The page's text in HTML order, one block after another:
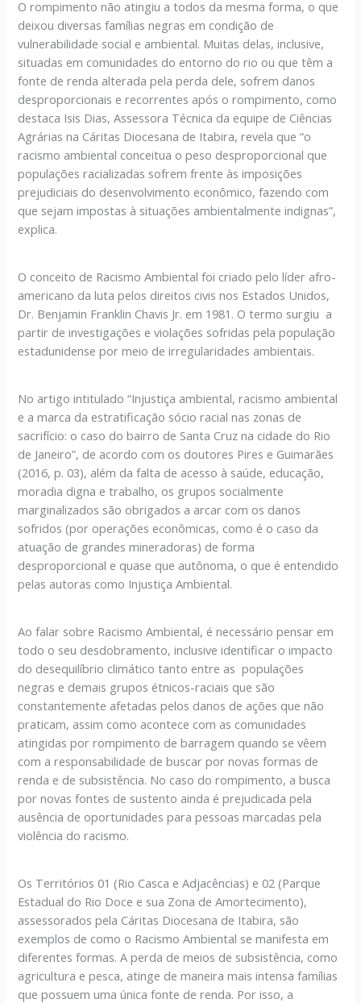
O rompimento não atingiu a todos da mesma forma, o que
deixou diversas famílias negras em condição de
vulnerabilidade social e ambiental. Muitas delas, inclusive,
situadas em comunidades do entorno do rio ou que têm a
fonte de renda alterada pela perda dele, sofrem danos
desproporcionais e recorrentes após o rompimento, como
destaca Isis Dias, Assessora Técnica da equipe de Ciências
Agrárias na Cáritas Diocesana de Itabira, revela que “o
racismo ambiental conceitua o peso desproporcional que
populações racializadas sofrem frente às imposições
prejudiciais do desenvolvimento econômico, fazendo com
que sejam impostas à situações ambientalmente indignas”,
explica.
O conceito de Racismo Ambiental foi criado pelo líder afro-
americano da luta pelos direitos civis nos Estados Unidos,
Dr. Benjamin Franklin Chavis Jr. em 1981. O termo surgiu a
partir de investigações e violações sofridas pela população
estadunidense por meio de irregularidades ambientais.
No artigo intitulado “Injustiça ambiental, racismo ambiental
e a marca da estratificação sócio racial nas zonas de
sacrifício: o caso do bairro de Santa Cruz na cidade do Rio
de Janeiro”, de acordo com os doutores Pires e Guimarães
(2016, p. 03), além da falta de acesso à saúde, educação,
moradia digna e trabalho, os grupos socialmente
marginalizados são obrigados a arcar com os danos
sofridos (por operações econômicas, como é o caso da
atuação de grandes mineradoras) de forma
desproporcional e quase que autônoma, o que é entendido
pelas autoras como Injustiça Ambiental.
Ao falar sobre Racismo Ambiental, é necessário pensar em
todo o seu desdobramento, inclusive identificar o impacto
do desequilíbrio climático tanto entre as populações
negras e demais grupos étnicos-raciais que são
constantemente afetadas pelos danos de ações que não
praticam, assim como acontece com as comunidades
atingidas por rompimento de barragem quando se vêem
com a responsabilidade de buscar por novas formas de
renda e de subsistência. No caso do rompimento, a busca
por novas fontes de sustento ainda é prejudicada pela
ausência de oportunidades para pessoas marcadas pela
violência do racismo.
Os Territórios 01 (Rio Casca e Adjacências) e 02 (Parque
Estadual do Rio Doce e sua Zona de Amortecimento),
assessorados pela Cáritas Diocesana de Itabira, são
exemplos de como o Racismo Ambiental se manifesta em
diferentes formas. A perda de meios de subsistência, como
agricultura e pesca, atinge de maneira mais intensa famílias
que possuem uma única fonte de renda. Por isso, a